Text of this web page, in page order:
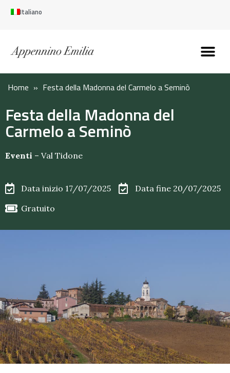
Italiano
Home » Festa della Madonna del Carmelo a Seminò
Festa della Madonna del
Carmelo a Seminò
Eventi – Val Tidone
Data inizio 17/07/2025
Data fine 20/07/2025
Gratuito